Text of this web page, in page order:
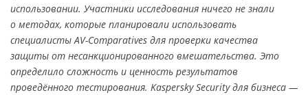
использовании. Участники исследования ничего не знали
о методах, которые планировали использовать
специалисты AV-Comparatives для проверки качества
защиты от несанкционированного вмешательства. Это
определило сложность и ценность результатов
проведённого тестирования. Kaspersky Security для бизнеса —